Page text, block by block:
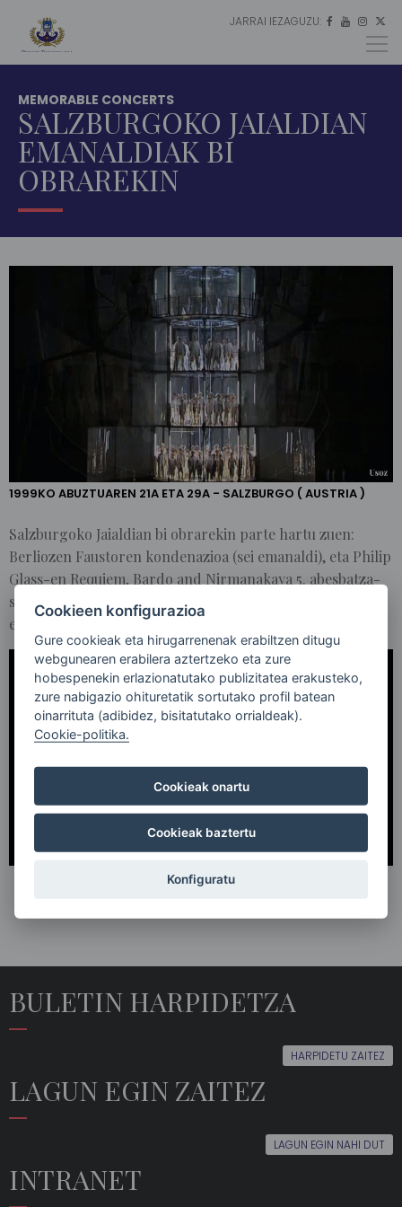
JARRAI IEZAGUZU:    ES
EU
EN
MEMORABLE CONCERTS
SALZBURGOKO JAIALDIAN
EMANALDIAK BI
OBRAREKIN
1999KO ABUZTUAREN 21A ETA 29A - SALZBURGO ( AUSTRIA )
Salzburgoko Jaialdian bi obrarekin parte hartu zuen:
Berliozen Faustoren kondenazioa (sei emanaldi), eta Philip
Glass-en Requiem, Bardo and Nirmanakaya 5. abesbatza-
sinfonia obraren mundu mailako estreinaldia (bi
emanaldi).
BULETIN HARPIDETZA
HARPIDETU ZAITEZ
LAGUN EGIN ZAITEZ
LAGUN EGIN NAHI DUT
INTRANET
Cookieen konfigurazioa
Gure cookieak eta hirugarrenenak erabiltzen ditugu
webgunearen erabilera aztertzeko eta zure
hobespenekin erlazionatutako publizitatea erakusteko,
zure nabigazio ohituretatik sortutako profil batean
oinarrituta (adibidez, bisitatutako orrialdeak).
Cookie-politika.
Cookieak onartu
Cookieak baztertu
Konfiguratu